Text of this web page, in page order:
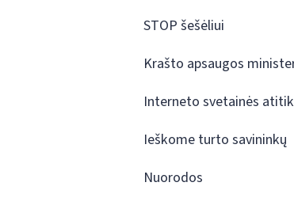
STOP šešėliui
Krašto apsaugos
Interneto svetainės
Ieškome turto savininkų
Nuorodos